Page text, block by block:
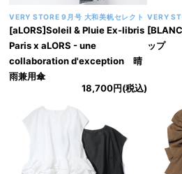
VERY STORE 9月号 大和美帆セレクト
[aLORS]Soleil & Pluie Ex-libris
Paris x aLORS - une
collaboration d'exception 晴
雨兼用傘
18,700円(税込)
VERY
ップ